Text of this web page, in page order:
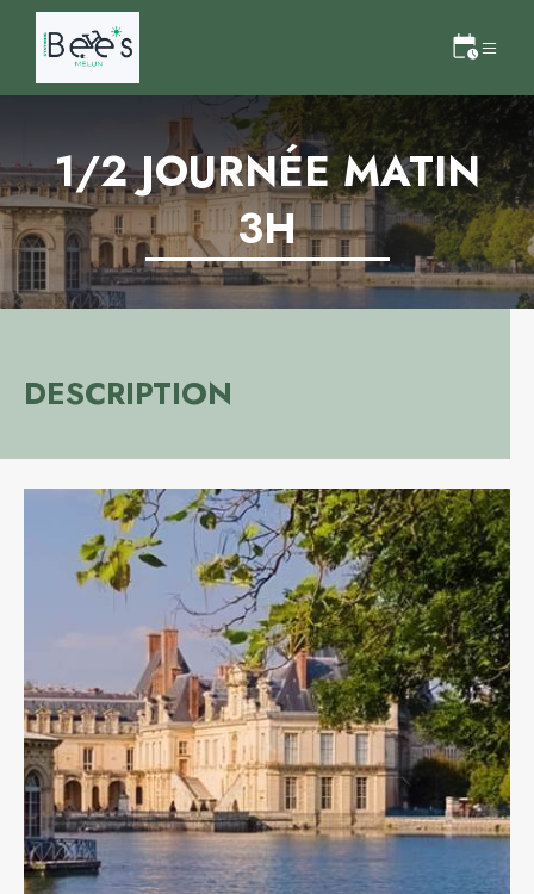
1/2 JOURNÉE MATIN
3H
DESCRIPTION